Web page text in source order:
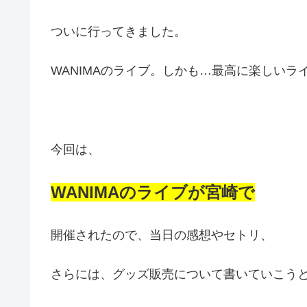
ついに行ってきました。
WANIMAのライブ。しかも…最高に楽しいラ
今回は、
WANIMAのライブが宮崎で
開催されたので、当日の感想やセトリ、
さらには、グッズ販売について書いていこう